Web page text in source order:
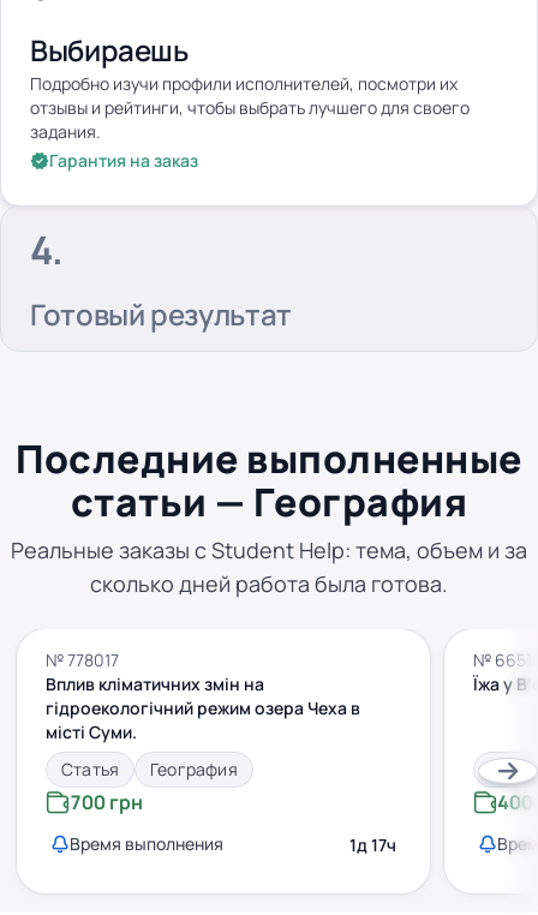
Выбираешь
Подробно изучи профили исполнителей, посмотри их
отзывы и рейтинги, чтобы выбрать лучшего для своего
задания.
Гарантия на заказ
Готовый результат
Последние выполненные
статьи — География
Реальные заказы с Student Help: тема, объем и за
сколько дней работа была готова.
№ 778017
Вплив кліматичних змін на
гідроекологічний режим озера Чеха в
місті Суми.
Статья
География
700 грн
Время выполнения 1д 17ч
№
Їжа у
400